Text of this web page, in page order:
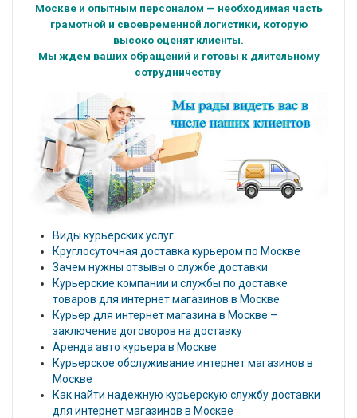
Москве и опытным персоналом — необходимая часть
грамотной и своевременной логистики, которую
высоко оценят клиенты.
Мы ждем ваших обращений и готовы к длительному
сотрудничеству.
Виды курьерских услуг
Круглосуточная доставка курьером по Москве
Зачем нужны отзывы о службе доставки
Курьерские компании и службы по доставке
товаров для интернет магазинов в Москве
Курьер для интернет магазина в Москве –
заключение договоров на доставку
Аренда авто курьера в Москве
Курьерское обслуживание интернет магазинов в
Москве
Как найти надежную курьерскую службу доставки
для интернет магазинов в Москве